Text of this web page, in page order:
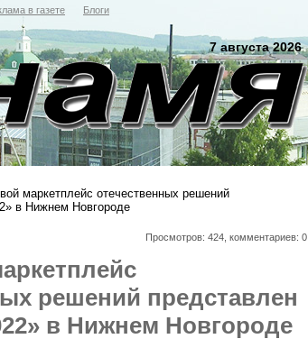
в газете Блоги
7 августа 2026
маркетплейс отечественных решений
в Нижнем Новгороде
Просмотров: 424, комментариев: 0
решений представлен
в Нижнем Новгороде